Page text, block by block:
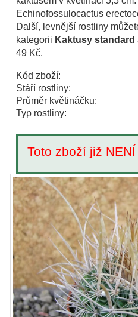
Echinofossulocactus
Další, levnější rostliny
kategorii Kaktusy standard
49 Kč.
Kód zboží:
Stáří rostliny:
Průměr květináčku:
Typ rostliny:
Toto zboží již